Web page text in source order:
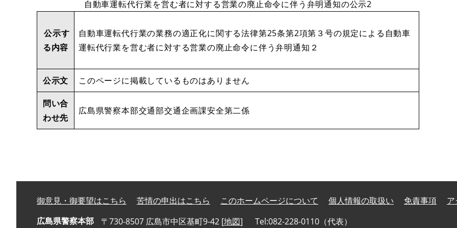
自動車運転代行業を営む者に対する営業の廃止命令に伴う弁明通知の公示2
公示す
る内容
自動車運転代行業の業務の適正化に関する法律第25条第2項第３号の規定による自動車
運転代行業を営む者に対する営業の廃止命令に伴う弁明通知２
公示文 このページに掲載しているものはありません
問い合
わせ先
広島県警察本部交通部交通企画課安全第二係
御意見・御要望はこちら 苦情の申出はこちら このホームページについて 個人情報の取扱い 免責事項
広島県警察本部
〒730-8507 広島市中区基町9-42 [地図] Tel:082-228-0110（代表）